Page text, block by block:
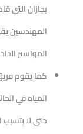
بجازان التي
المهندسين
المواسير
كما يقوم
المياه في
حتى لا يتسبب